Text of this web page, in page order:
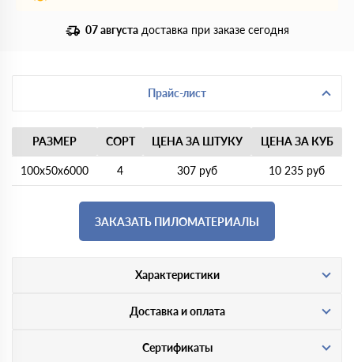
07 августа доставка при заказе сегодня
Прайс-лист
РАЗМЕР СОРТ ЦЕНА ЗА ШТУКУ ЦЕНА ЗА КУБ
100х50х6000 4 307 руб 10 235 руб
ЗАКАЗАТЬ ПИЛОМАТЕРИАЛЫ
Характеристики
Доставка и оплата
Сертификаты